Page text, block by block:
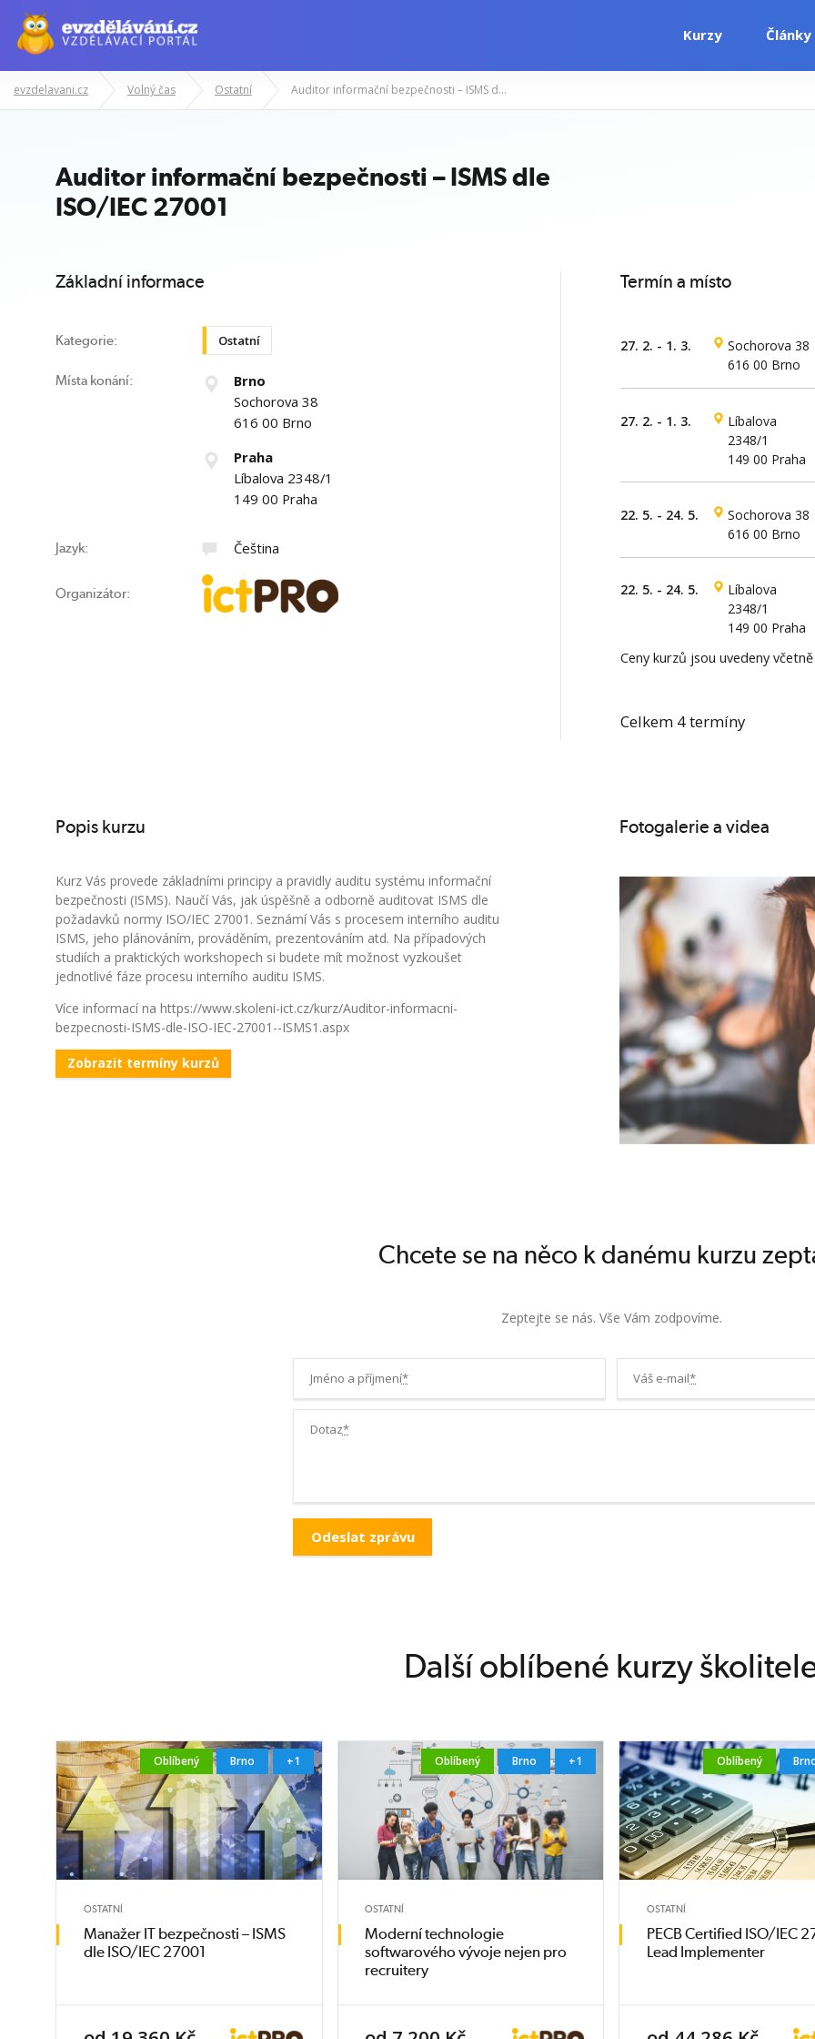
Kurzy Články
Manažerské kurzy Odborné znalosti Počítačové kurzy
evzdelavani.cz Volný čas Ostatní Auditor informační bezpečnosti – ISMS dle ISO/IEC 27001
Auditor informační bezpečnosti – ISMS dle
ISO/IEC 27001
Základní informace
Kategorie: Ostatní
Místa konání:
Brno
Sochorova 38
616 00 Brno
Praha
Líbalova 2348/1
149 00 Praha
Jazyk: Čeština
Organizátor:
Termín a místo
27. 2. - 1. 3.
Sochorova 38
616 00 Brno
27. 2. - 1. 3.
Líbalova
2348/1
149 00 Praha
22. 5. - 24. 5.
Sochorova 38
616 00 Brno
22. 5. - 24. 5.
Líbalova
2348/1
149 00 Praha
Ceny kurzů jsou uvedeny
Celkem 4 termíny
Popis kurzu
Kurz Vás provede základními principy a pravidly auditu systému informační
bezpečnosti (ISMS). Naučí Vás, jak úspěšně a odborně auditovat ISMS dle
požadavků normy ISO/IEC 27001. Seznámí Vás s procesem interního auditu
ISMS, jeho plánováním, prováděním, prezentováním atd. Na případových
studiích a praktických workshopech si budete mít možnost vyzkoušet
jednotlivé fáze procesu interního auditu ISMS.
Více informací na https://www.skoleni-ict.cz/kurz/Auditor-informacni-
bezpecnosti-ISMS-dle-ISO-IEC-27001--ISMS1.aspx
Zobrazit termíny kurzů
Fotogalerie a videa
Chcete se na něco k danému kurzu
Zeptejte se nás. Vše Vám zodpovíme.
Jméno a příjmení* Váš e-mail*
Dotaz*
Další oblíbené kurzy
Oblíbený Brno +1
OSTATNÍ
Manažer IT bezpečnosti – ISMS
dle ISO/IEC 27001
Oblíbený Brno +1
OSTATNÍ
Moderní technologie
softwarového vývoje nejen pro
recruitery
Oblíbený
OSTATNÍ
PECB Certified ISO/IEC
Lead Implementer